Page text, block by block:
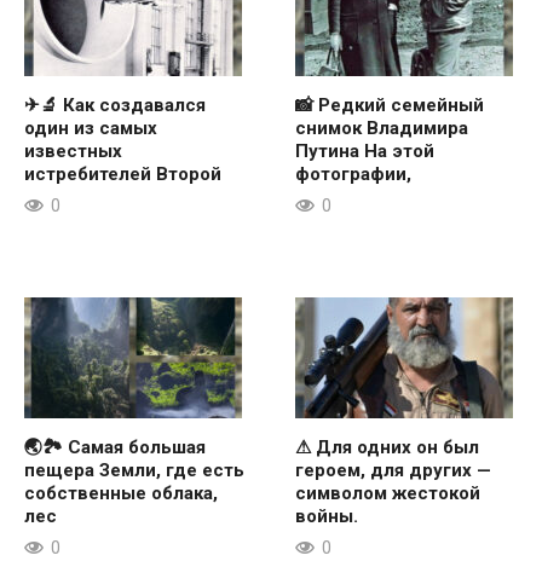
✈🔬 Как создавался
один из самых
известных
истребителей Второй
0
📸 Редкий семейный
снимок Владимира
Путина На этой
фотографии,
0
🌏🏞 Самая большая
пещера Земли, где есть
собственные облака,
лес
0
⚠ Для одних он был
героем, для других —
символом жестокой
войны.
0